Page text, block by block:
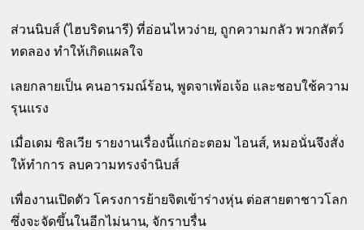
ส่วนนิบส์ (ไฮบริดนารี) ที่อ่อนไหวง่าย, ถูกความกลัว พวกสัตว์
ทดลอง ทำให้เกิดแผลใจ
เลยกลายเป็น คนอารมณ์ร้อน, พูดจาเพ้อเจ้อ และชอบใช้ความ
รุนแรง
เมื่อเดม ซิลเวีย รายงานเรื่องนี้แก่อะตอม ไอนส์, หมอนั่นจึงสั่ง
ให้ทำการ ลบความทรงจำนิบส์
เพื่องานเปิดตัว โครงการย้ายจิตเข้าร่างหุ่น ต่อสายตาชาวโลก
ซึ่งจะจัดขึ้นในอีกไม่นาน, จักราบรื่น